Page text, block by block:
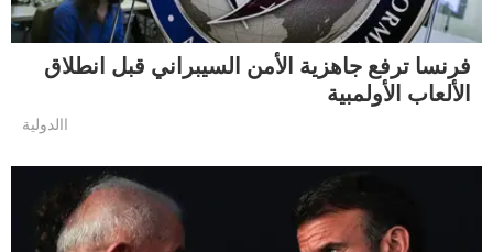
فرنسا ترفع جاهزية الأمن السيبراني قبل انطلاق
الألعاب الأولمبية
االدولية